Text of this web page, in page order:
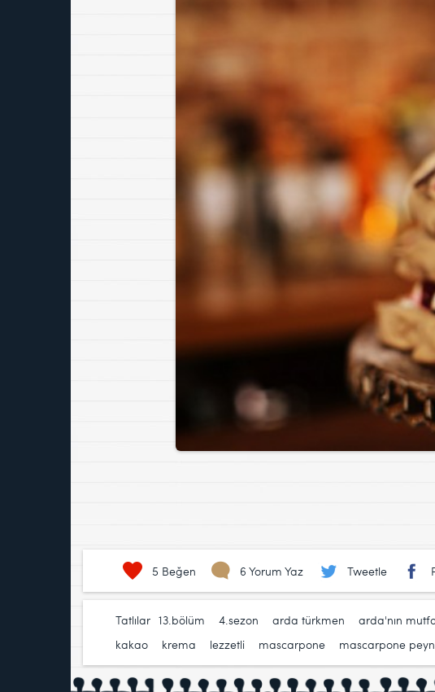
5 Beğen 6 Yorum Yaz Tweetle
Tatlılar 13.bölüm 4.sezon arda türkmen arda'nın
kakao
krema lezzetli mascarpone mascarpone